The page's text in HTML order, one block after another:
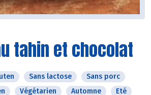
tahin et chocolat
Sans lactose
Sans porc
Végétarien Automne
Eté